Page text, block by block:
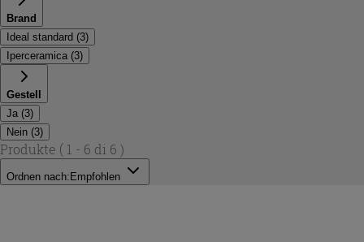
Brand
Ideal standard (3)
Iperceramica (3)
Gestell
Ja (3)
Nein (3)
Produkte ( 1 - 6 di 6 )
Ordnen nach: Empfohlen